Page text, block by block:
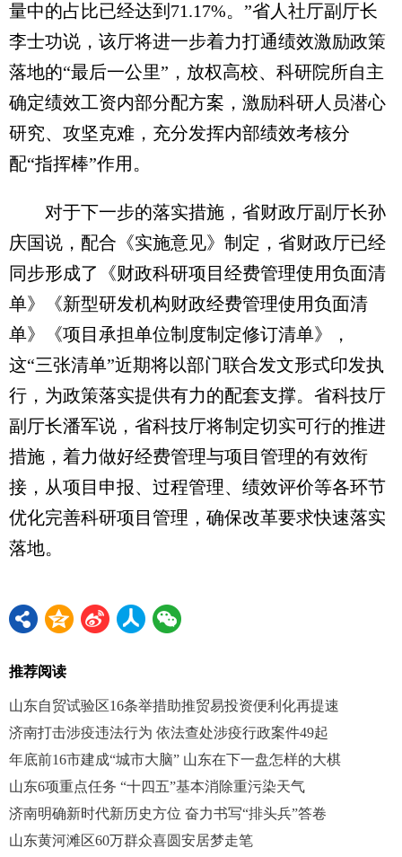
量中的占比已经达到71.17%。”省人社厅副厅长
李士功说，该厅将进一步着力打通绩效激励政策
落地的“最后一公里”，放权高校、科研院所自主
确定绩效工资内部分配方案，激励科研人员潜心
研究、攻坚克难，充分发挥内部绩效考核分
配“指挥棒”作用。
对于下一步的落实措施，省财政厅副厅长孙
庆国说，配合《实施意见》制定，省财政厅已经
同步形成了《财政科研项目经费管理使用负面清
单》《新型研发机构财政经费管理使用负面清
单》《项目承担单位制度制定修订清单》，
这“三张清单”近期将以部门联合发文形式印发执
行，为政策落实提供有力的配套支撑。省科技厅
副厅长潘军说，省科技厅将制定切实可行的推进
措施，着力做好经费管理与项目管理的有效衔
接，从项目申报、过程管理、绩效评价等各环节
优化完善科研项目管理，确保改革要求快速落实
落地。
推荐阅读
山东自贸试验区16条举措助推贸易投资便利化再提速
济南打击涉疫违法行为 依法查处涉疫行政案件49起
年底前16市建成“城市大脑” 山东在下一盘怎样的大棋
山东6项重点任务 “十四五”基本消除重污染天气
济南明确新时代新历史方位 奋力书写“排头兵”答卷
山东黄河滩区60万群众喜圆安居梦走笔